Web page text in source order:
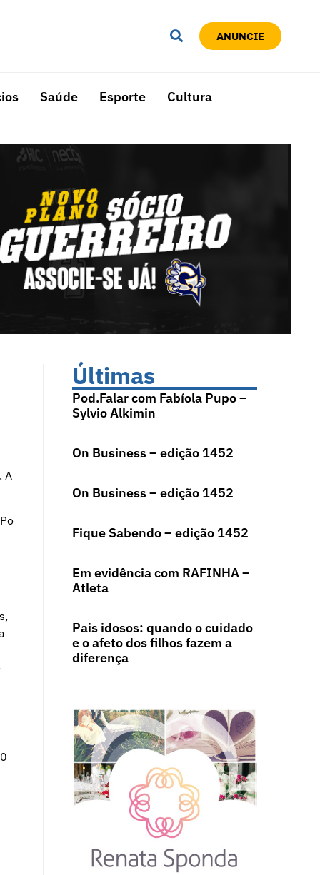
ANUNCIE
Saúde Esporte Cultura
A
Últimas
Pod.Falar com Fabíola Pupo –
Sylvio Alkimin
On Business – edição 1452
On Business – edição 1452
Fique Sabendo – edição 1452
Em evidência com RAFINHA –
Atleta
Pais idosos: quando o cuidado
e o afeto dos filhos fazem a
diferença